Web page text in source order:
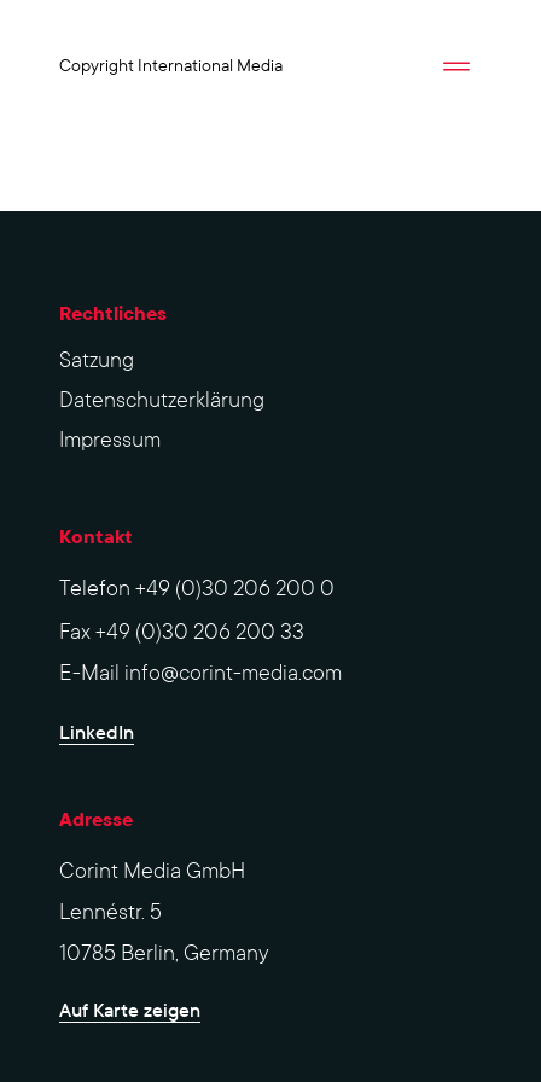
Copyright International Media
Rechtliches
Sat­zung
Datenschutzerklärung
Impres­sum
Kontakt
Telefon +49 (0)30 206 200 0
Fax+49 (0)30 206 200 33
E-Mail info@corint-media.com
LinkedIn
Adresse
Corint Media GmbH
Lennéstr. 5
10785 Berlin, Germany
Auf Karte zeigen